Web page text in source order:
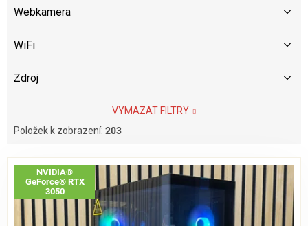
Webkamera
WiFi
Zdroj
VYMAZAT FILTRY
Položek k zobrazení: 203
V
NVIDIA®
GeForce® RTX
3050